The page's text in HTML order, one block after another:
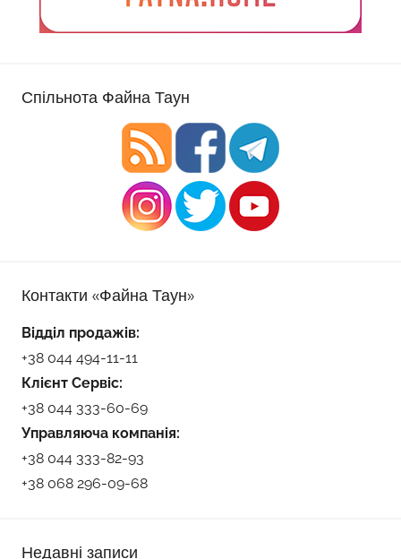
Спільнота Файна Таун
Контакти «Файна Таун»
Відділ продажів:
+38 044 494-11-11
Клієнт Сервіс:
+38 044 333-60-69
Управляюча компанія:
+38 044 333-82-93
+38 068 296-09-68
Недавні записи